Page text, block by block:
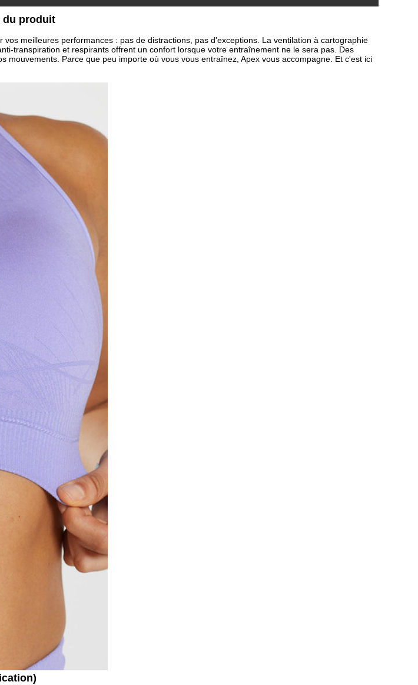
du produit
meilleures performances : pas de distractions, pas d'exceptions. La ventilation à cartographie
transpiration et respirants offrent un confort lorsque votre entraînement ne le sera pas. Des
Parce que peu importe où vous vous entraînez, Apex vous accompagne. Et c'est ici